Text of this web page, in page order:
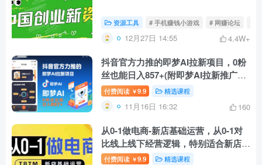
资源工具 # 手机赚钱小游戏 # 网赚论坛
12月27日 14:55 4.4W+
抖音官方力推的即梦AI拉新项目，0粉
丝也能日入857+(附即梦AI拉新推广入
口及教学)
付费阅读 ￥9.9 精选课程
11月16日 16:32 160
从0-1做电商-新店基础运营，从0-1对
比线上线下经营逻辑，特别适合新店新
手理解
付费阅读 ￥9.9 精选课程